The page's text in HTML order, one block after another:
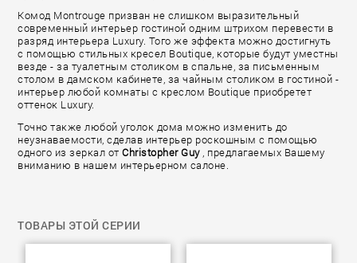
Комод Montrouge призван не слишком выразительный
современный интерьер гостиной одним штрихом перевести в
разряд интерьера Luxury. Того же эффекта можно достигнуть
с помощью стильных кресел Boutique, которые будут уместны
везде - за туалетным столиком в спальне, за письменным
столом в дамском кабинете, за чайным столиком в гостиной -
интерьер любой комнаты с креслом Boutique приобретет
оттенок Luxury.
Точно также любой уголок дома можно изменить до
неузнаваемости, сделав интерьер роскошным с помощью
одного из зеркал отChristopher Guy, предлагаемых Вашему
вниманию в нашем интерьерном салоне.
ТОВАРЫ ЭТОЙ СЕРИИ